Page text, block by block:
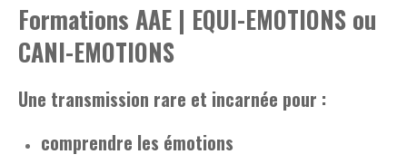
Formations AAE | EQUI-EMOTIONS ou
CANI-EMOTIONS
Une transmission rare et incarnée pour :
comprendre les émotions